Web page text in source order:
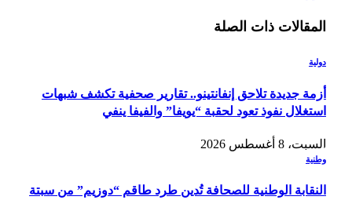
المقالات ذات الصلة
دولية
أزمة جديدة تلاحق إنفانتينو.. تقارير صحفية تكشف شبهات
استغلال نفوذ تعود لحقبة “يويفا” والفيفا ينفي
السبت، 8 أغسطس 2026
وطنية
النقابة الوطنية للصحافة تُدين طرد طاقم “دوزيم” من سبتة